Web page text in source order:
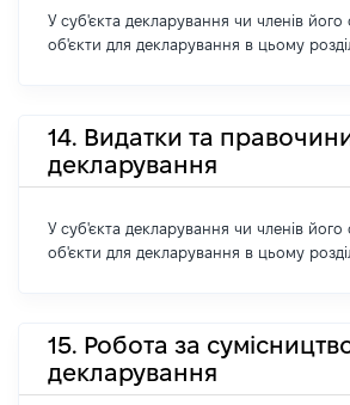
У суб'єкта декларування чи членів його
об'єкти для декларування в цьому
14. Видатки та
декларування
У суб'єкта декларування чи членів його
об'єкти для декларування в цьому
15. Робота за
декларування